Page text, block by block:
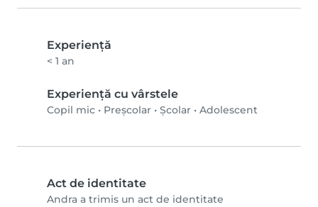
Experienţă
< 1 an
Experiență cu vârstele
Copil mic • Preșcolar • Școlar • Adolescent
Act de identitate
Andra a trimis un act de identitate